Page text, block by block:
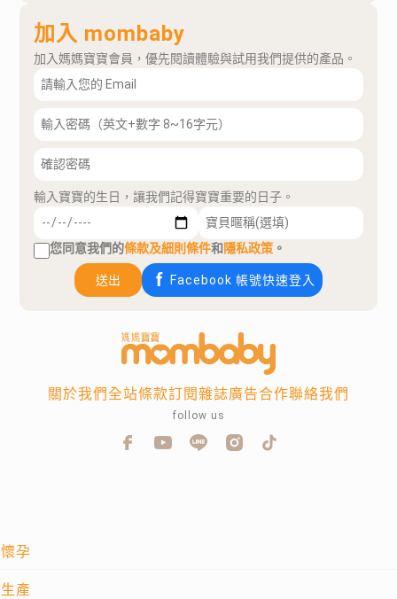
加入 mombaby
加入媽媽寶寶會員，優先閱讀體驗與試用我們提供的產品。
輸入寶寶的生日，讓我們記得寶寶重要的日子。
您同意我們的條款及細則條件和隱私政策 。
送出 Facebook 帳號快速登入
懷孕
生產
關於我們全站條款訂閱雜誌廣告合作聯絡我們
follow us